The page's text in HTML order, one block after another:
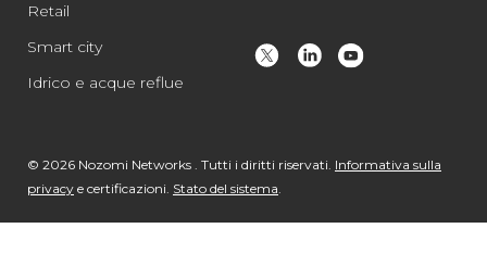
Retail
Smart city
Idrico e acque reflue
© 2026 Nozomi Networks . Tutti i diritti riservati. Informativa sulla
privacy e certificazioni. Stato del sistema.